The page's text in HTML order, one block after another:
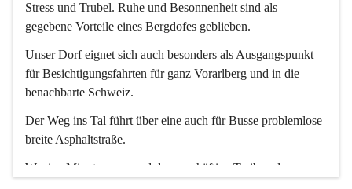
Stress und Trubel. Ruhe und Besonnenheit sind als
gegebene Vorteile eines Bergdofes geblieben.
Unser Dorf eignet sich auch besonders als Ausgangspunkt
für Besichtigungsfahrten für ganz Vorarlberg und in die
benachbarte Schweiz.
Der Weg ins Tal führt über eine auch für Busse problemlose
breite Asphaltstraße.
Wenige Minuten nur, und das geschäftige Treiben der